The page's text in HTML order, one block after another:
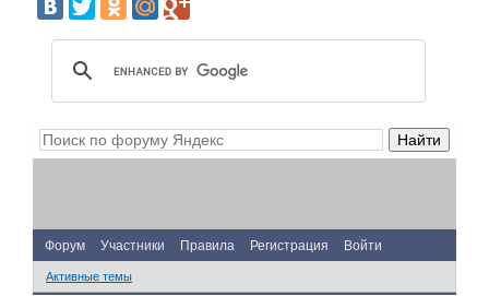
Форум Участники Правила Регистрация Войти
Активные темы